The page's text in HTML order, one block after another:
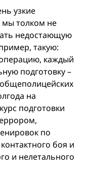
узкие
толком не
недостающую
такую:
каждый
подготовку –
на
подготовки
по
боя и
и нелетального